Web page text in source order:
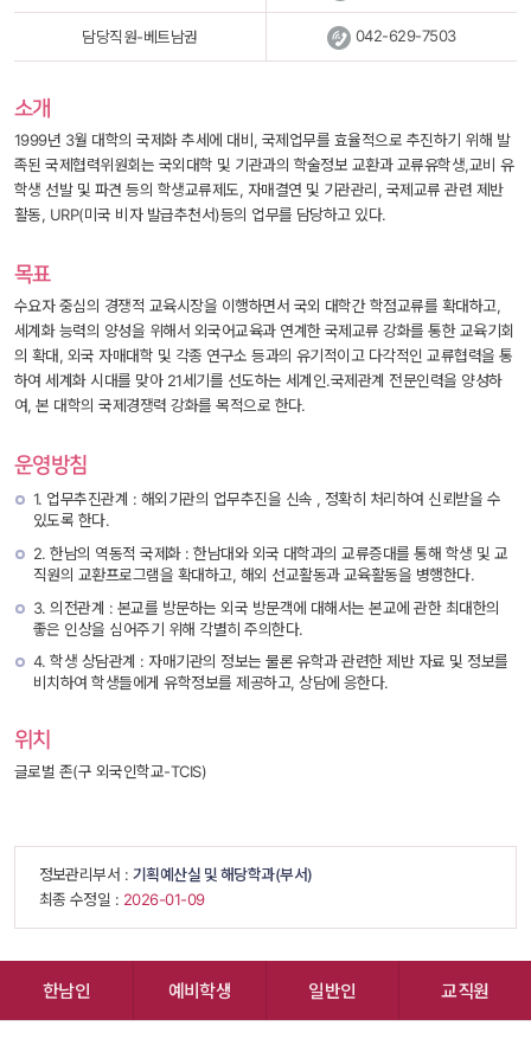
담당직원-베트남권 042-629-7503
소개
1999년 3월 대학의 국제화 추세에 대비, 국제업무를 효율적으로 추진하기 위해 발
족된 국제협력위원회는 국외대학 및 기관과의 학술정보 교환과 교류유학생,교비 유
학생 선발 및 파견 등의 학생교류제도, 자매결연 및 기관관리, 국제교류 관련 제반
활동, URP(미국 비자 발급추천서)등의 업무를 담당하고 있다.
목표
수요자 중심의 경쟁적 교육시장을 이행하면서 국외 대학간 학점교류를 확대하고,
세계화 능력의 양성을 위해서 외국어교육과 연계한 국제교류 강화를 통한 교육기회
의 확대, 외국 자매대학 및 각종 연구소 등과의 유기적이고 다각적인 교류협력을 통
하여 세계화 시대를 맞아 21세기를 선도하는 세계인.국제관계 전문인력을 양성하
여, 본 대학의 국제경쟁력 강화를 목적으로 한다.
운영방침
1. 업무추진관계 : 해외기관의 업무추진을 신속 , 정확히 처리하여 신뢰받을 수
있도록 한다.
2. 한남의 역동적 국제화 : 한남대와 외국 대학과의 교류증대를 통해 학생 및 교
직원의 교환프로그램을 확대하고, 해외 선교활동과 교육활동을 병행한다.
3. 의전관계 : 본교를 방문하는 외국 방문객에 대해서는 본교에 관한 최대한의
좋은 인상을 심어주기 위해 각별히 주의한다.
4. 학생 상담관계 : 자매기관의 정보는 물론 유학과 관련한 제반 자료 및 정보를
비치하여 학생들에게 유학정보를 제공하고, 상담에 응한다.
위치
글로벌 존(구 외국인학교-TCIS)
정보관리부서 : 기획예산실 및 해당학과(부서)
최종 수정일 : 2026-01-09
한남인 예비학생 일반인 교직원